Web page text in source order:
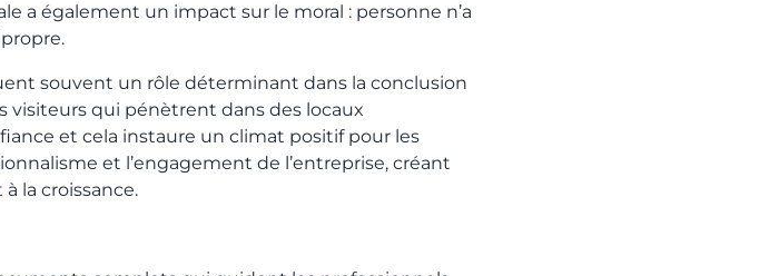
a également un impact sur le moral : personne n’a
souvent un rôle déterminant dans la conclusion
visiteurs qui pénètrent dans des locaux
et cela instaure un climat positif pour les
et l’engagement de l’entreprise, créant
la croissance.